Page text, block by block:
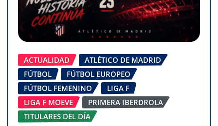
ACTUALIDAD
ATLÉTICO DE MADRID
FÚTBOL
FÚTBOL EUROPEO
FÚTBOL FEMENINO
LIGA F
LIGA F MOEVE
PRIMERA IBERDROLA
TITULARES DEL DÍA